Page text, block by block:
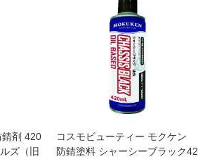
剤 420
ズ（旧
コスモビューティー モクケン
防錆塗料 シャーシーブラック42